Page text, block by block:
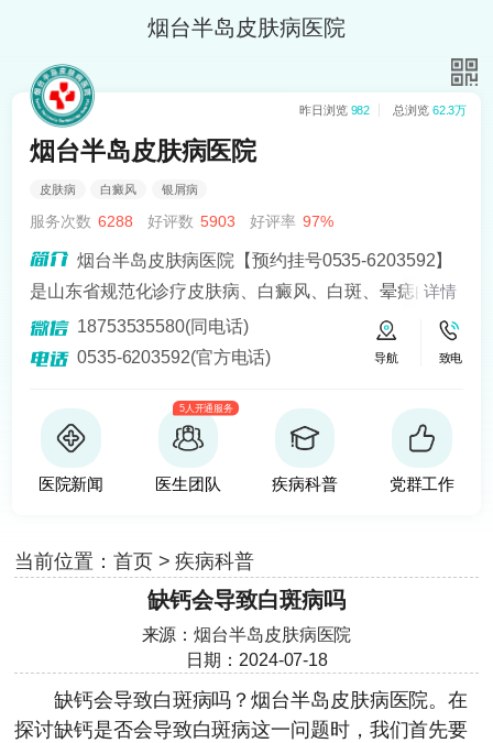
烟台半岛皮肤病医院
昨日浏览 982 总浏览 62.3万
烟台半岛皮肤病医院
皮肤病 白癜风 银屑病
服务次数 6288 好评数 5903 好评率 97%
烟台半岛皮肤病医院【预约挂号0535-6203592】
是山东省规范化诊疗皮肤病、白癜风、白斑、晕痣的医
院。熟悉皮肤病科常见病、多发病、疑难病的诊治，尤
其擅长光化学疗法、窄波紫外线、308准分子激光以及外
移植治疗白癜风，包括自体表皮移植、微小皮片移植、
自体培养黑素细胞移植等。
详情
18753535580(同电话)
0535-6203592(官方电话)
导航 致电
医院新闻
5人开通服务
医生团队 疾病科普 党群工作
当前位置： 首页>疾病科普
缺钙会导致白斑病吗
来源：烟台半岛皮肤病医院
日期：2024-07-18
缺钙会导致白斑病吗？烟台半岛皮肤病医院。在
探讨缺钙是否会导致白斑病这一问题时，我们首先要